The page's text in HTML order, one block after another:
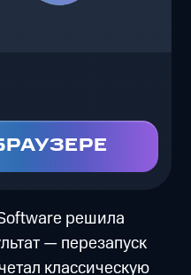
решила
— перезапуск
классическую